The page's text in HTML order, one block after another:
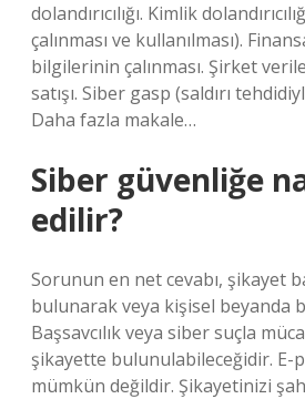
dolandırıcılığı. Kimlik
çalınması ve kullanılması).
bilgilerinin çalınması. Şirket
satışı. Siber gasp (saldırı
Daha fazla makale…
Siber güvenliğe
edilir?
Sorunun en net cevabı, şikayet
bulunarak veya kişisel beyanda
Başsavcılık veya siber suçla
şikayette bulunulabileceğidir. E-
mümkün değildir. Şikayetinizi